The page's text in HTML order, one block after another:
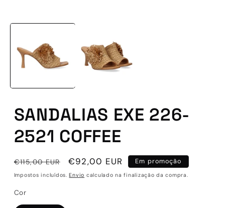
conteúdo
em
modal
SANDALIAS EXE 226-
2521 COFFEE
Preço
normal
€115,00 EUR
Preço
de
€92,00 EUR Em promoção
Impostos incluídos.Envio calculado na finalização da compra.
Cor